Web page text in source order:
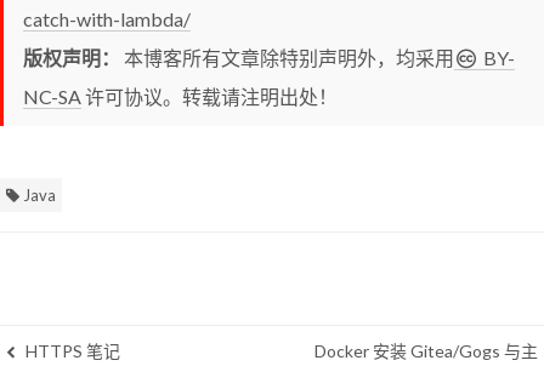
catch-with-lambda/
版权声明：
本博客所有文章除特别声明外，均采用
BY-
NC-SA许可协议。转载请注明出处！
Java
HTTPS 笔记
Docker 安装 Gitea/Gogs 与主